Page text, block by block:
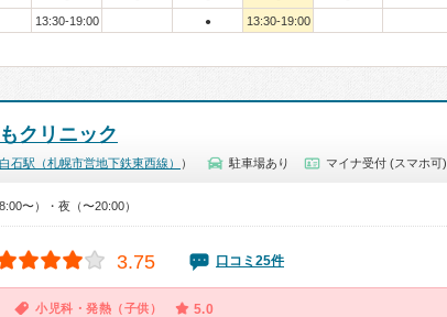
13:30-19:00 ● 13:30-19:00
クリニック
白石駅（札幌市営地下鉄東西線） ） 駐車場あり マイナ受付 (スマホ可)
〜）・夜（〜20:00）
3.75 口コミ25件
小児科・発熱（子供） 5.0